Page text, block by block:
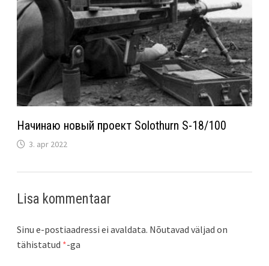
Начинаю новый проект Solothurn S-18/100
3. apr 2022
Lisa kommentaar
Sinu e-postiaadressi ei avaldata. Nõutavad väljad on
tähistatud *-ga